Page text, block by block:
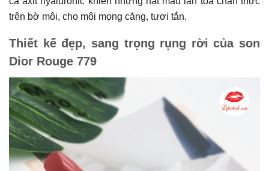
trên bờ môi, cho môi mọng căng, tươi tắn.
Thiết kế đẹp, sang trọng rụng rời của son
Dior Rouge 779